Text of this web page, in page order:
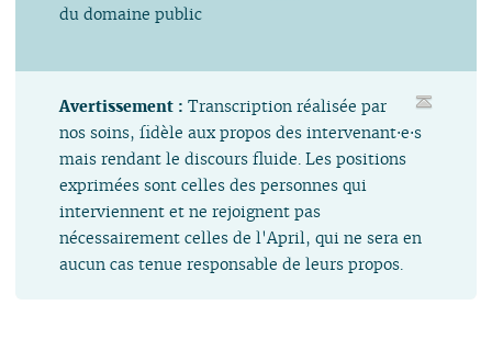
du domaine public
Avertissement :Transcription réalisée par
nos soins, fidèle aux propos des intervenant⋅e⋅s
mais rendant le discours fluide. Les positions
exprimées sont celles des personnes qui
interviennent et ne rejoignent pas
nécessairement celles de l'April, qui ne sera en
aucun cas tenue responsable de leurs propos.